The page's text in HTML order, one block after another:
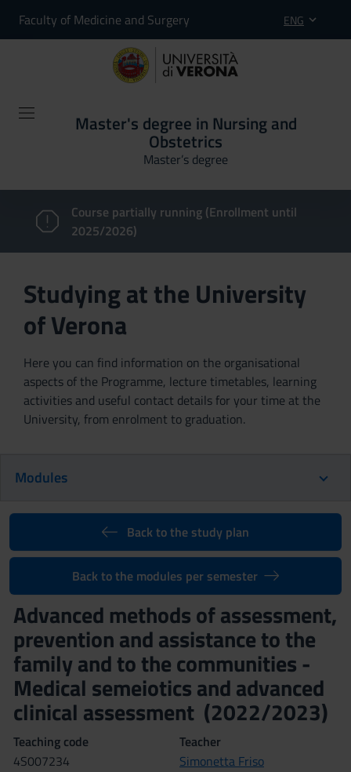
Faculty of Medicine and Surgery ENG
Master's degree in Nursing and
Obstetrics
Master’s degree
Course partially running (Enrollment until
2025/2026)
Studying at the University
of Verona
Here you can find information on the organisational
aspects of the Programme, lecture timetables, learning
activities and useful contact details for your time at the
University, from enrolment to graduation.
Modules
Back to the study plan
Back to the modules per semester
Advanced methods of assessment,
prevention and assistance to the
family and to the communities -
Medical semeiotics and advanced
clinical assessment (2022/2023)
Teaching code
4S007234
Teacher
Simonetta Friso